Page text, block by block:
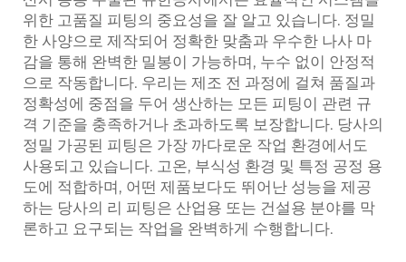
위한 고품질 피팅의 중요성을 잘 알고 있습니다. 정밀
한 사양으로 제작되어 정확한 맞춤과 우수한 나사 마
감을 통해 완벽한 밀봉이 가능하며, 누수 없이 안정적
으로 작동합니다. 우리는 제조 전 과정에 걸쳐 품질과
정확성에 중점을 두어 생산하는 모든 피팅이 관련 규
격 기준을 충족하거나 초과하도록 보장합니다. 당사의
정밀 가공된 피팅은 가장 까다로운 작업 환경에서도
사용되고 있습니다. 고온, 부식성 환경 및 특정 공정 용
도에 적합하며, 어떤 제품보다도 뛰어난 성능을 제공
하는 당사의 리 피팅은 산업용 또는 건설용 분야를 막
론하고 요구되는 작업을 완벽하게 수행합니다.